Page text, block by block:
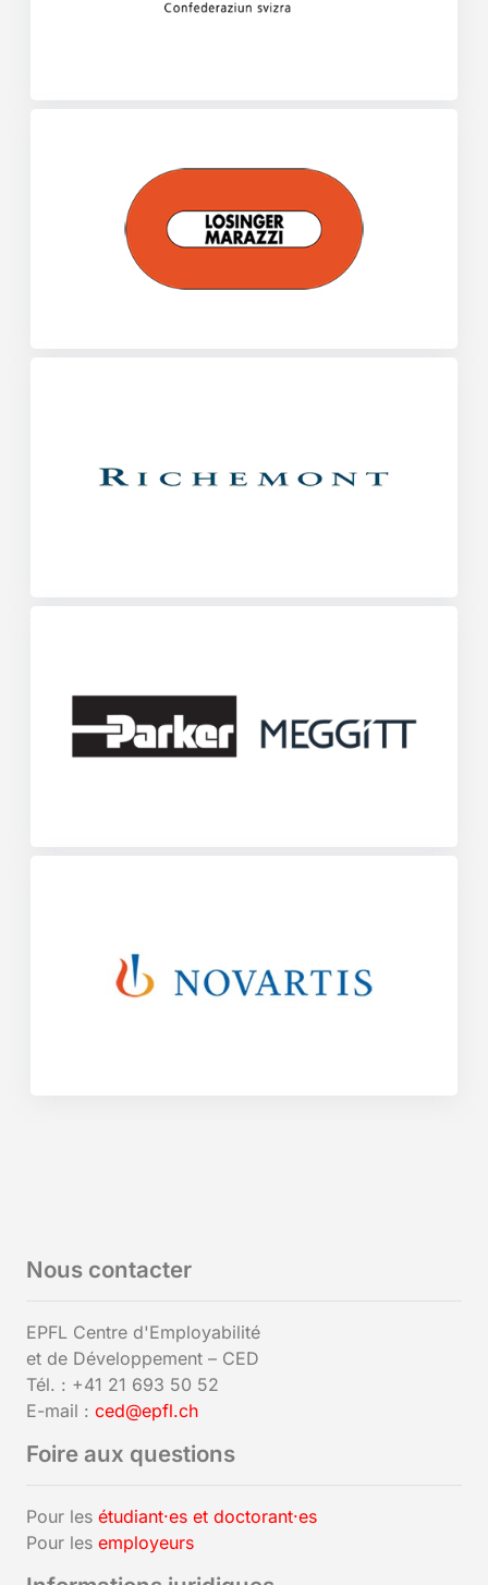
Nous contacter
EPFL Centre d'Employabilité
et de Développement – CED
Tél. : +41 21 693 50 52
E-mail : ced@epfl.ch
Foire aux questions
Pour les étudiant·es et doctorant·es
Pour les employeurs